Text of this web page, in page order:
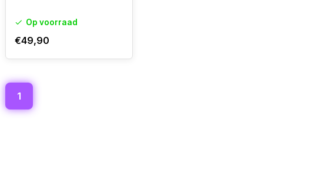
Op voorraad
€49,90
1